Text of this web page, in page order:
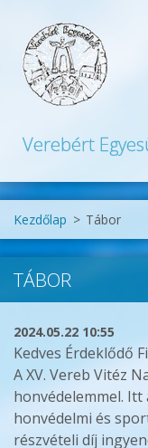
Verebért
Kezdőlap > Tábor
TÁBOR
2024.05.22 10:55
Kedves Érdeklődő
A XV. Vereb Vitéz
honvédelemmel.
honvédelmi és
részvételi díj